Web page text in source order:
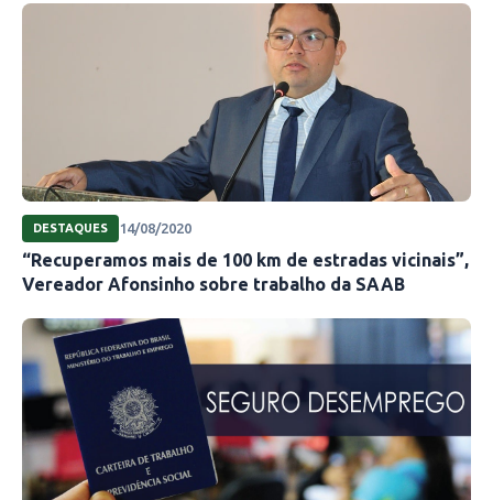
DESTAQUES 14/08/2020
“Recuperamos mais de 100 km de estradas vicinais”,
Vereador Afonsinho sobre trabalho da SAAB